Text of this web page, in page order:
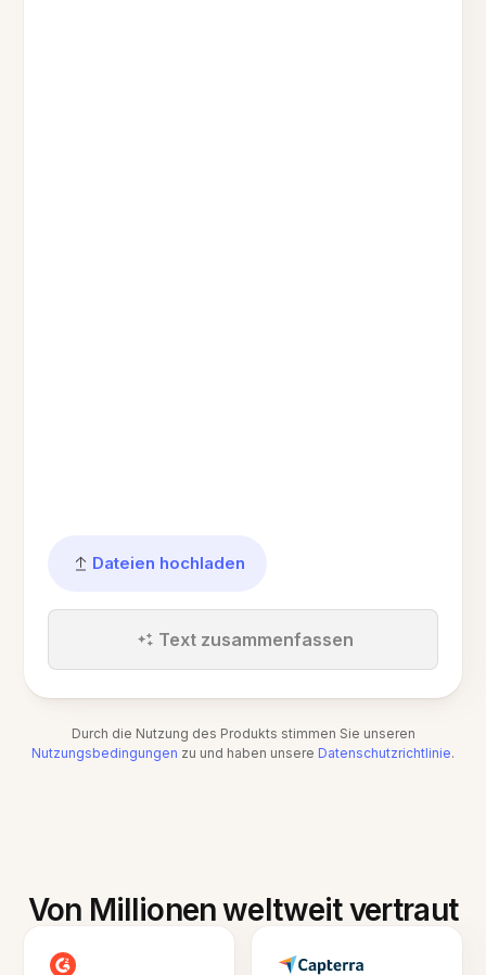
Dateien hochladen
Text zusammenfassen
Durch die Nutzung des Produkts stimmen Sie unseren
Nutzungsbedingungen zu und haben unsere Datenschutzrichtlinie.
Von Millionen weltweit vertraut